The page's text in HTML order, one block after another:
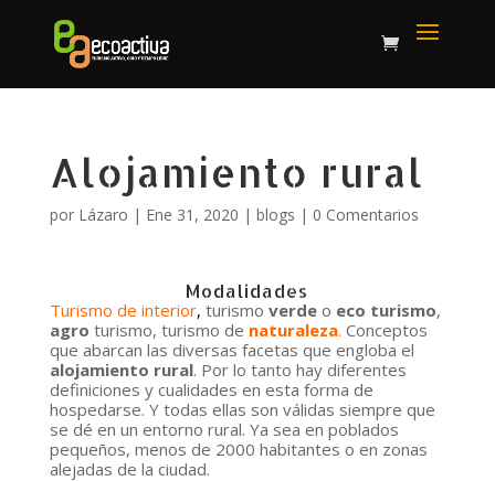
Alojamiento rural
por Lázaro | Ene 31, 2020 | blogs | 0 Comentarios
Modalidades
Turismo de interior, turismo verdeo eco turismo,
agro turismo, turismo de naturaleza. Conceptos
que abarcan las diversas facetas que engloba el
alojamiento rural. Por lo tanto hay diferentes
definiciones y cualidades en esta forma de
hospedarse. Y todas ellas son válidas siempre que
se dé en un entorno rural. Ya sea en poblados
pequeños, menos de 2000 habitantes o en zonas
alejadas de la ciudad.